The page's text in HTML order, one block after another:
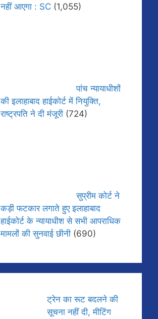
नहीं आएगा : SC (1,055)
पांच न्यायाधीशों
की इलाहाबाद हाईकोर्ट में नियुक्ति,
राष्ट्रपति ने दी मंजूरी (724)
सुप्रीम कोर्ट ने
कड़ी फटकार लगाते हुए इलाहाबाद
हाईकोर्ट के न्यायाधीश से सभी आपराधिक
मामलों की सुनवाई छीनी (690)
ट्रेन का रूट बदलने की
सूचना नहीं दी, मीटिंग